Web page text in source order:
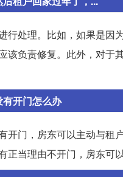
行处理。比如，如果是
该负责修复。此外，对
开门怎么办
开门，房东可以主动与租
当理由不开门，房东可